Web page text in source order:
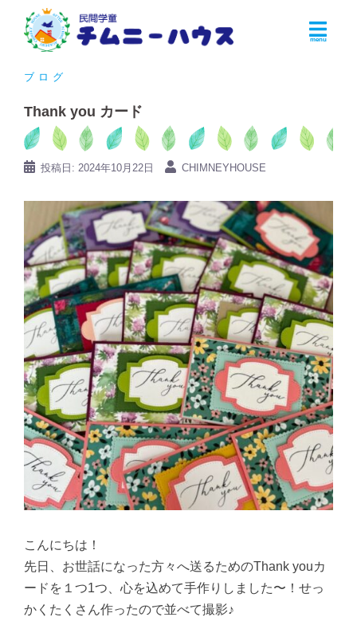
ブログ
Thank you カード
投稿日: 2024年10月22日 CHIMNEYHOUSE
こんにちは！
先日、お世話になった方々へ送るためのThank youカ
ードを１つ1つ、心を込めて手作りしました〜！せっ
かくたくさん作ったので並べて撮影♪